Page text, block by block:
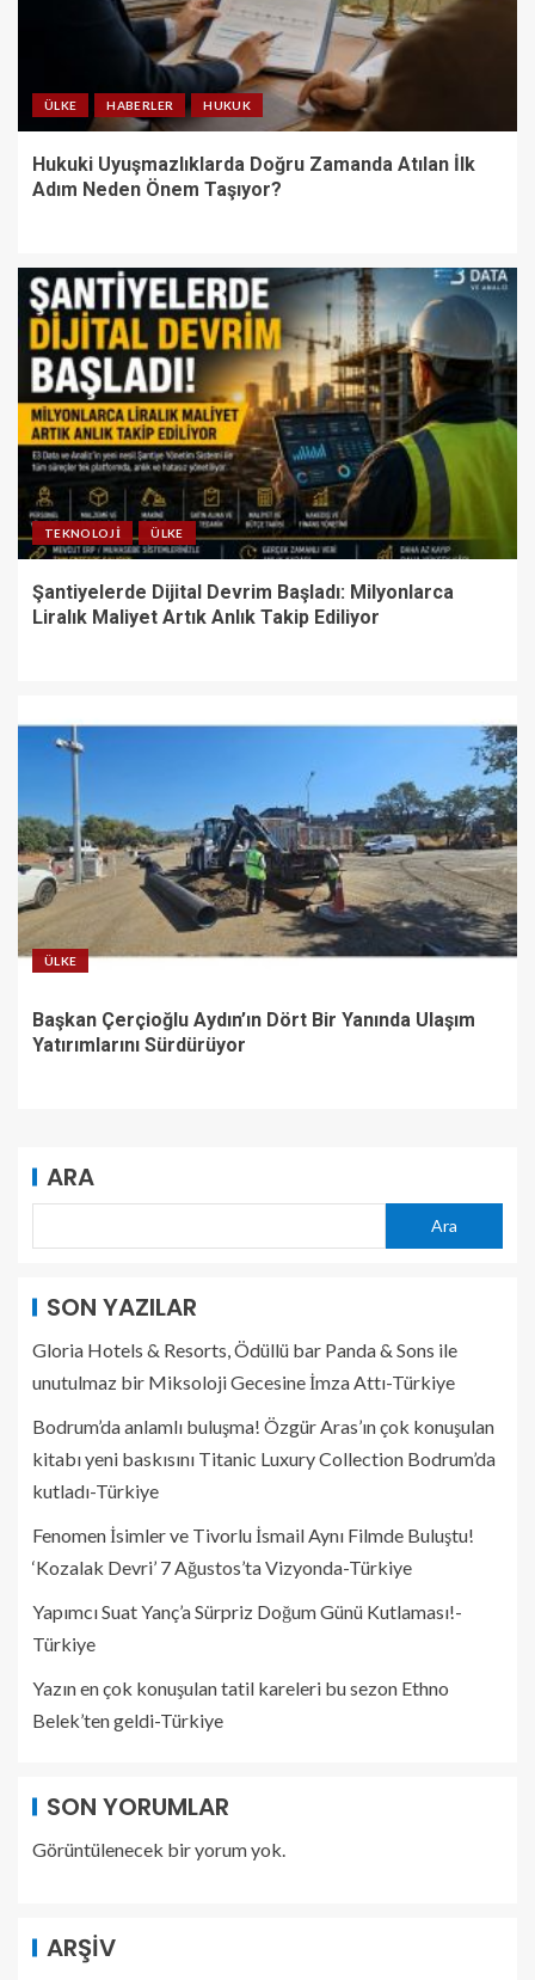
ÜLKE HABERLER HUKUK
Hukuki Uyuşmazlıklarda Doğru Zamanda Atılan İlk
Adım Neden Önem Taşıyor?
TEKNOLOJI ÜLKE
Şantiyelerde Dijital Devrim Başladı: Milyonlarca
Liralık Maliyet Artık Anlık Takip Ediliyor
ÜLKE
Başkan Çerçioğlu Aydın’ın Dört Bir Yanında Ulaşım
Yatırımlarını Sürdürüyor
ARA
Ara
SON YAZILAR
Gloria Hotels & Resorts, Ödüllü bar Panda & Sons ile
unutulmaz bir Miksoloji Gecesine İmza Attı-Türkiye
Bodrum’da anlamlı buluşma! Özgür Aras’ın çok konuşulan
kitabı yeni baskısını Titanic Luxury Collection Bodrum’da
kutladı-Türkiye
Fenomen İsimler ve Tivorlu İsmail Aynı Filmde Buluştu!
‘Kozalak Devri’ 7 Ağustos’ta Vizyonda-Türkiye
Yapımcı Suat Yanç’a Sürpriz Doğum Günü Kutlaması!-
Türkiye
Yazın en çok konuşulan tatil kareleri bu sezon Ethno
Belek’ten geldi-Türkiye
SON YORUMLAR
Görüntülenecek bir yorum yok.
ARŞIV